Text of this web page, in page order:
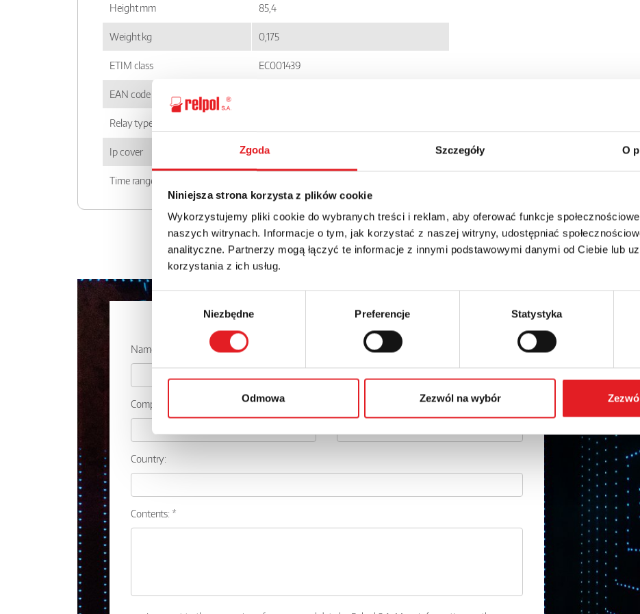
Zgoda Szczegóły O
Niniejsza strona korzysta z plików cookie
Wykorzystujemy pliki cookie do wybranych treści i reklam, aby oferować funkcje
naszych witrynach. Informacje o tym, jak korzystać z naszej witryny, udostępniać
analityczne. Partnerzy mogą łączyć te informacje z innymi podstawowymi danymi od Ciebie lub
korzystania z ich usług.
Niezbędne Preferencje Statystyka
Odmowa Zezwól na wybór
Height mm 85,4
Weight kg 0,175
ETIM class EC001439
EAN code
Relay type
Ip cover IP 20
Time ranges
Ask for the details of the offer
Name: * Email: *
Company:
Country:
Contents: *